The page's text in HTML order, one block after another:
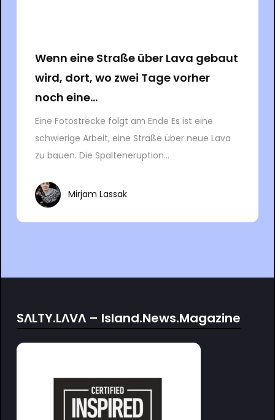
Wenn eine Straße über Lava gebaut
wird, dort, wo zwei Tage vorher
noch eine...
Eine Fotostrecke folgt am Ende Es ist eine
schwierige Arbeit, eine Straße über neue Lava
zu bauen. Die Spalteneruption...
Mirjam Lassak
SΛLTY.LΛVΛ – Island.News.Magazine